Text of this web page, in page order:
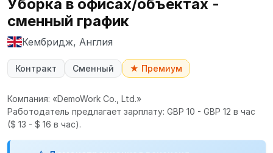
Уборка в офисах/объектах -
сменный график
Кембридж, Англия
Контракт Сменный ★ Премиум
Компания: «DemoWork Co., Ltd.»
Работодатель предлагает зарплату: GBP 10 - GBP 12 в час
($ 13 - $ 16 в час).